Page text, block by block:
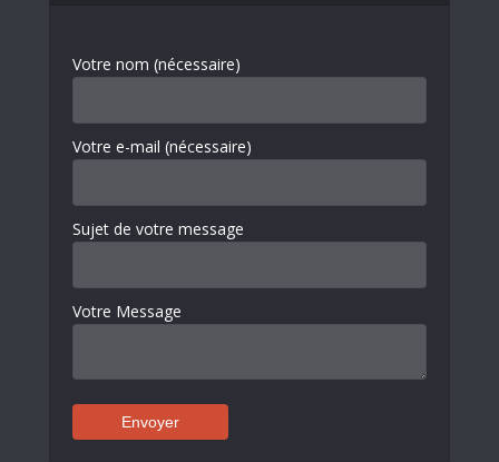
Votre nom (nécessaire)
Votre e-mail (nécessaire)
Sujet de votre message
Votre Message